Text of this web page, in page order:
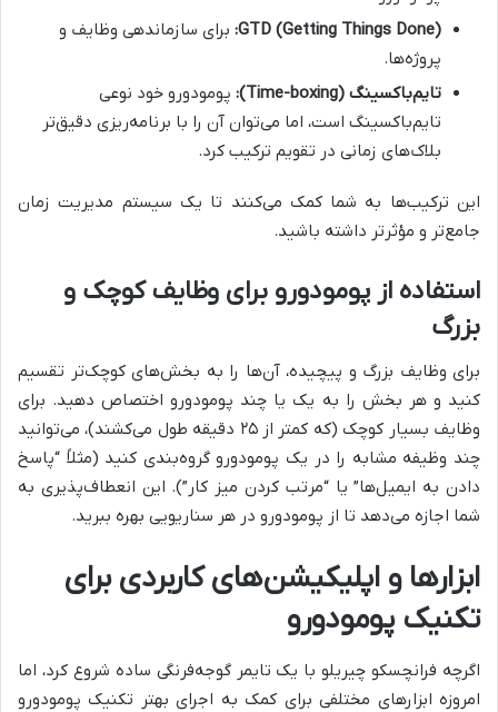
GTD (Getting Things Done): برای سازماندهی وظایف و
پروژه‌ها.
تایم‌باکسینگ (Time-boxing):
پومودورو خود نوعی
تایم‌باکسینگ است، اما می‌توان آن را با برنامه‌ریزی دقیق‌تر
بلاک‌های زمانی در تقویم ترکیب کرد.
این ترکیب‌ها به شما کمک می‌کنند تا یک سیستم مدیریت زمان
جامع‌تر و مؤثرتر داشته باشید.
استفاده از پومودورو برای وظایف کوچک و
بزرگ
برای وظایف بزرگ و پیچیده، آن‌ها را به بخش‌های کوچک‌تر تقسیم
کنید و هر بخش را به یک یا چند پومودورو اختصاص دهید. برای
وظایف بسیار کوچک (که کمتر از ۲۵ دقیقه طول می‌کشند)، می‌توانید
چند وظیفه مشابه را در یک پومودورو گروه‌بندی کنید (مثلاً “پاسخ
دادن به ایمیل‌ها” یا “مرتب کردن میز کار”). این انعطاف‌پذیری به
شما اجازه می‌دهد تا از پومودورو در هر سناریویی بهره ببرید.
ابزارها و اپلیکیشن‌های کاربردی برای
تکنیک پومودورو
اگرچه فرانچسکو چیریلو با یک تایمر گوجه‌فرنگی ساده شروع کرد، اما
امروزه ابزارهای مختلفی برای کمک به اجرای بهتر تکنیک پومودورو